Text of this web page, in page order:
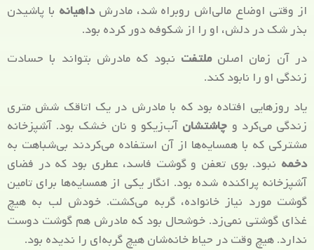
از وقتی اوضاع مالی‌اش روبراه شد، مادرش داهیانه با پاشیدن
بذر شک در دلش، او را از شکوفه دور کرده بود.
در آن زمان اصلنملتفت نبود که مادرش بتواند با حسادت
زندگی او را نابود کند.
یاد روزهایی افتاده بود که با مادرش در یک اتاقک شش متری
زندگی می‌کرد و چاشتشان آب‌زیکو و نان خشک بود. آشپزخانه
مشترکی که با همسایه‌ها از آن استفاده می‌کردند بی‌شباهت به
دخمه نبود. بوی تعفن و گوشت فاسد، عطری بود که در فضای
آشپزخانه پراکنده شده بود. انگار یکی از همسایه‌ها برای تامین
گوشت مورد نیاز خانواده، گربه می‌کشت. خودش لب به هیچ
غذای گوشتی نمی‌زد. خوشحال بود که مادرش هم گوشت دوست
ندارد. هیچ وقت در حیاط خانه‌شان هیچ گربه‌ای را ندیده بود.